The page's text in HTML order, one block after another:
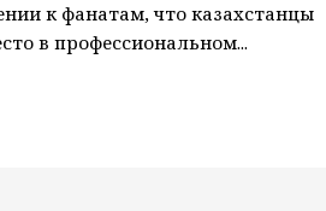
к фанатам, что казахстанцы
в профессиональном...